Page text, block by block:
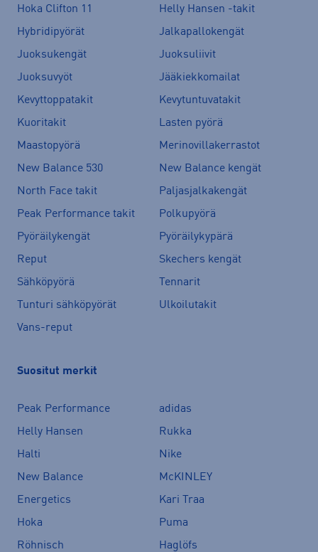
Hoka Clifton 11
Helly Hansen -takit
Hybridipyörät
Jalkapallokengät
Juoksukengät
Juoksuliivit
Juoksuvyöt
Jääkiekkomailat
Kevyttoppatakit
Kevytuntuvatakit
Kuoritakit
Lasten pyörä
Maastopyörä
Merinovillakerrastot
New Balance 530
New Balance kengät
North Face takit
Paljasjalkakengät
Peak Performance takit
Polkupyörä
Pyöräilykengät
Pyöräilykypärä
Reput
Skechers kengät
Sähköpyörä
Tennarit
Tunturi sähköpyörät
Ulkoilutakit
Vans-reput
Suositut merkit
Peak Performance
adidas
Helly Hansen
Rukka
Halti
Nike
New Balance
McKINLEY
Energetics
Kari Traa
Hoka
Puma
Röhnisch
Haglöfs